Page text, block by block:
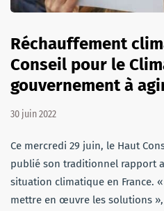
Réchauffement
Conseil pour le
gouvernement à
30 juin 2022
Ce mercredi 29 juin, le Haut
publié son traditionnel rapport
situation climatique en France.
mettre en œuvre les solutions